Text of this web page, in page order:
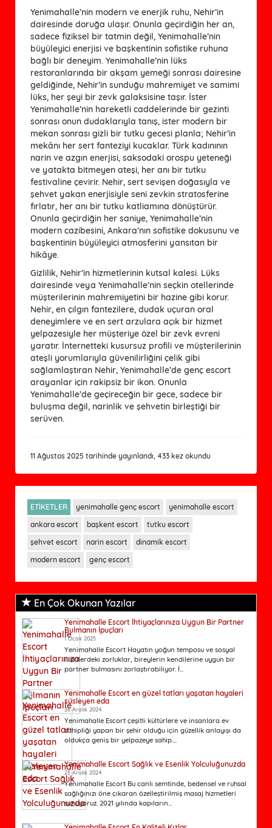
Yenimahalle’nin modern ve enerjik ruhu, Nehir’in
dairesinde doruğa ulaşır. Onunla geçirdiğin her an,
sadece fiziksel bir tatmin değil, Yenimahalle’nin
büyüleyici enerjisi ve başkentinin sofistike ruhuna
bağlı bir deneyim. Yenimahalle’nin lüks
restoranlarında bir akşam yemeği sonrası dairesine
geldiğinde, Nehir’in sunduğu mahremiyet ve samimi
lüks, her şeyi bir zevk galaksisine taşır. İster
Yenimahalle’nin hareketli caddelerinde bir gezinti
sonrası onun dudaklarıyla tanış, ister modern bir
mekan sonrası gizli bir tutku gecesi planla; Nehir’in
mekânı her sert fanteziyi kucaklar. Türk kadınının
narin ve azgın enerjisi, saksodaki orospu yeteneği
ve yatakta bitmeyen ateşi, her anı bir tutku
festivaline çevirir. Nehir, sert sevişen doğasıyla ve
şehvet yakan enerjisiyle seni zevkin stratosferine
fırlatır, her anı bir tutku katliamına dönüştürür.
Onunla geçirdiğin her saniye, Yenimahalle’nin
modern cazibesini, Ankara’nın sofistike dokusunu ve
başkentinin büyüleyici atmosferini yansıtan bir
hikâye.
Gizlilik, Nehir’in hizmetlerinin kutsal kalesi. Lüks
dairesinde veya Yenimahalle’nin seçkin otellerinde
müşterilerinin mahremiyetini bir hazine gibi korur.
Nehir, en çılgın fantezilere, dudak uçuran oral
deneyimlere ve en sert arzulara açık bir hizmet
yelpazesiyle her müşteriye özel bir zevk evreni
yaratır. İnternetteki kusursuz profili ve müşterilerinin
ateşli yorumlarıyla güvenilirliğini çelik gibi
sağlamlaştıran Nehir, Yenimahalle’de genç escort
arayanlar için rakipsiz bir ikon. Onunla
Yenimahalle’de geçireceğin bir gece, sadece bir
buluşma değil, narinlik ve şehvetin birleştiği bir
serüven.
11 Ağustos 2025 tarihinde yayınlandı, 433 kez okundu
ETİKETLER yenimahalle genç escort
yenimahalle escort
ankara escort
başkent escort
tutku escort
şehvet escort
narin escort
dinamik escort
modern escort
genç escort
En Çok Okunan Yazılar
Yenimahalle Escort İhtiyaçlarınıza Uygun Bir Partner
Bulmanın İpuçları
1 Ocak 2025
Yenimahalle Escort Hayatın yoğun temposu ve sosyal
ilişkilerdeki zorluklar, bireylerin kendilerine uygun bir
partner bulmasını zorlaştırabiliyor. İ...
Yenimahalle Escort en güzel tatları yaşatan hayaleri
süsleyen eda
26 Aralık 2024
Yenimahalle Escort çeşitli kültürlere ve insanlara ev
sahipliği yapan bir şehir olduğu için güzellik anlayışı da
oldukça geniş bir yelpazeye sahip....
Yenimahalle Escort Sağlık ve Esenlik Yolculuğunuzda
23 Aralık 2024
Yenimahalle Escort Bu canlı semtinde, bedensel ve ruhsal
sağlığınızı öne çıkaran özelleştirilmiş masaj hizmetleri
sunuyoruz. 2021 yılında kapıların...